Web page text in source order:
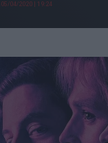
05/04/2020 19:24